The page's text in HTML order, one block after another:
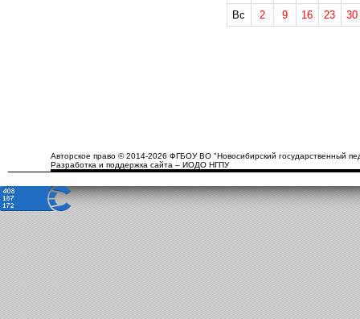
Вс
2 9 16 23 30
Авторское право © 2014-2026 ФГБОУ ВО "Новосибирский государственный
Разработка и поддержка сайта – ИОДО НГПУ